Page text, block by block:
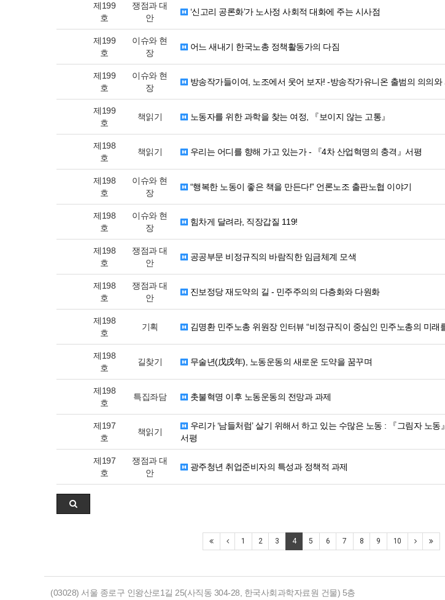
제199
호
쟁점과 대
안
‘신고리 공론화’가 노사정 사회적 대화에 주는 시사점
제199
호
이슈와 현
장
어느 새내기 한국노총 정책활동가의 다짐
제199
호
이슈와 현
장
방송작가들이여, 노조에서 웃어 보자! -방송작가유니온 출범의 의의와
제199
호
책읽기 노동자를 위한 과학을 찾는 여정, 『보이지 않는 고통』
제198
호
책읽기 우리는 어디를 향해 가고 있는가 - 『4차 산업혁명의 충격』서평
제198
호
이슈와 현
장
“행복한 노동이 좋은 책을 만든다!” 언론노조 출판노협 이야기
제198
호
이슈와 현
장
힘차게 달려라, 직장갑질 119!
제198
호
쟁점과 대
안
공공부문 비정규직의 바람직한 임금체계 모색
제198
호
쟁점과 대
안
진보정당 재도약의 길 - 민주주의의 다층화와 다원화
제198
호
기획 김명환 민주노총 위원장 인터뷰 “비정규직이 중심인 민주노총의 미래
제198
호
길찾기 무술년(戊戌年), 노동운동의 새로운 도약을 꿈꾸며
제198
호
특집좌담 촛불혁명 이후 노동운동의 전망과 과제
제197
호
책읽기
우리가 ‘남들처럼’ 살기 위해서 하고 있는 수많은 노동 : 『그림자 노동
서평
제197
호
쟁점과 대
안
광주청년 취업준비자의 특성과 정책적 과제
1 2 3 4 5 6 7 8 9 10
(03028) 서울 종로구 인왕산로1길 25(사직동 304-28, 한국사회과학자료원 건물) 5층